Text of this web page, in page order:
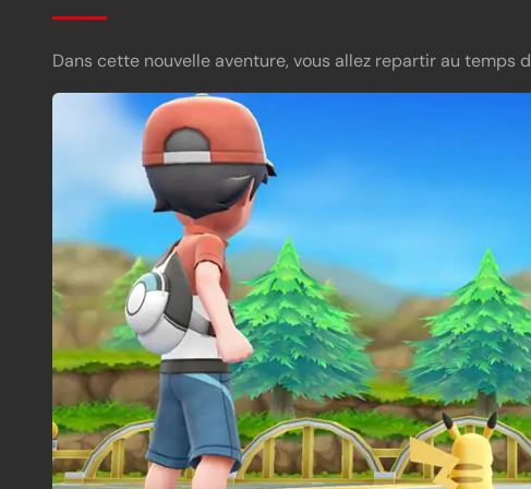
Dans cette nouvelle aventure, vous allez repartir au temps